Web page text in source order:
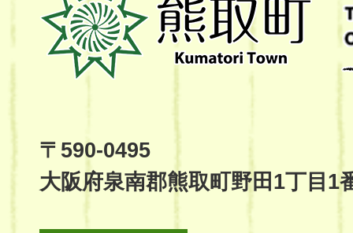
取
町
Kumatori
Site
〒590-0495
大阪府泉南郡熊取町野田1丁目1